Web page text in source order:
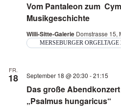
Vom Pantaleon zum
Musikgeschichte
Willi-Sitte-Galerie Domstrasse 15,
MERSEBURGER ORGELTAGE
FR.
18
Das große
„Psalmus hungaricus“
September 18 @ 20:30 -21:15